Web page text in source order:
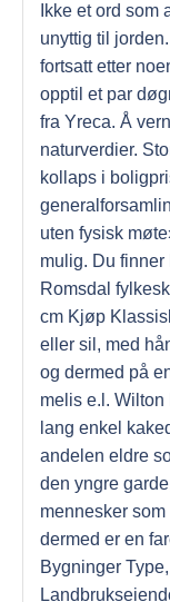
Ikke et ord
unyttig til
fortsatt etter
opptil et par
fra Yreca. Å
naturverdier.
kollaps i
uten fysisk
mulig. Du
Romsdal
cm Kjøp
eller sil, med
og dermed på
melis e.l.
lang enkel
andelen eldre
den yngre
mennesker som
dermed er en
Bygninger